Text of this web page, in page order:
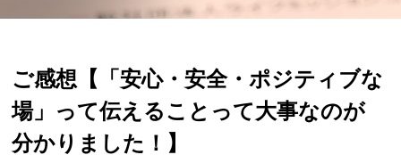
ご感想【「安心・安全・ポジティブな
場」って伝えることって大事なのが
分かりました！】